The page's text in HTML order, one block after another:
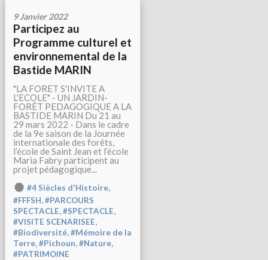
9 Janvier 2022
Participez au
Programme culturel et
environnemental de la
Bastide MARIN
"LA FORET S'INVITE A
L'ECOLE" - UN JARDIN-
FORÊT PEDAGOGIQUE A LA
BASTIDE MARIN Du 21 au
29 mars 2022 - Dans le cadre
de la 9e saison de la Journée
internationale des forêts,
l’école de Saint Jean et l’école
Maria Fabry participent au
projet pédagogique...
#4 Siècles d'Histoire,
#FFFSH,#PARCOURS
SPECTACLE,#SPECTACLE,
#VISITE SCENARISEE,
#Biodiversité,#Mémoire de la
Terre,#Pichoun,#Nature,
#PATRIMOINE